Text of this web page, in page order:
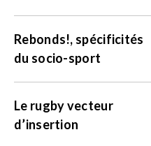
Rebonds!, spécificités
du socio-sport
Le rugby vecteur
d’insertion